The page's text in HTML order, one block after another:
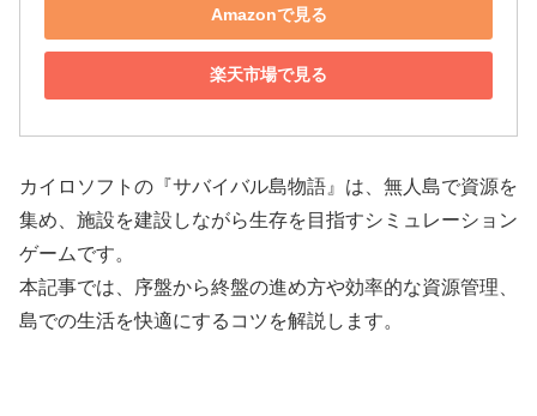
Amazonで見る
楽天市場で見る
カイロソフトの『サバイバル島物語』は、無人島で資源を
集め、施設を建設しながら生存を目指すシミュレーション
ゲームです。
本記事では、序盤から終盤の進め方や効率的な資源管理、
島での生活を快適にするコツを解説します。